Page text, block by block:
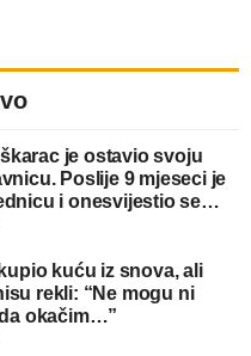
je ostavio svoju
Poslije 9 mjeseci je
i onesvijestio se
šta piše!
kuću iz snova, ali
rekli: “Ne mogu ni
okačim…”